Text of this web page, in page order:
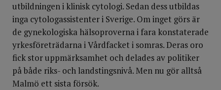
utbildningen i klinisk cytologi. Sedan dess utbildas
inga cytologassistenter i Sverige. Om inget görs är
de gynekologiska hälsoproverna i fara konstaterade
yrkesföreträdarna i Vårdfacket i somras. Deras oro
fick stor uppmärksamhet och delades av politiker
på både riks- och landstingsnivå. Men nu gör alltså
Malmö ett sista försök.